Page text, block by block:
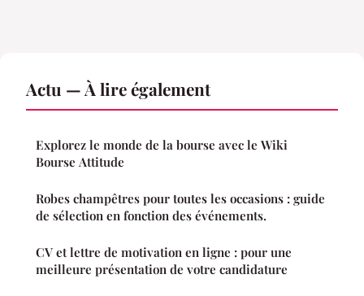
Actu — À lire également
Explorez le monde de la bourse avec le Wiki
Bourse Attitude
Robes champêtres pour toutes les occasions : guide
de sélection en fonction des événements.
CV et lettre de motivation en ligne : pour une
meilleure présentation de votre candidature